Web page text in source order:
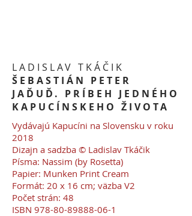
LADISLAV TKÁČIK
ŠEBASTIÁN PETER
JAĎUĎ. PRÍBEH JEDNÉHO
KAPUCÍNSKEHO ŽIVOTA
Vydávajú Kapucíni na Slovensku v roku
2018
Dizajn a sadzba © Ladislav Tkáčik
Písma: Nassim (by Rosetta)
Papier: Munken Print Cream
Formát: 20 x 16 cm; väzba V2
Počet strán: 48
ISBN 978-80-89888-06-1